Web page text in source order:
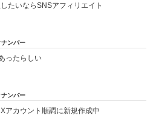
たいならSNSアフィリエイト
ナンバー
ったらしい
ナンバー
アカウント順調に新規作成中